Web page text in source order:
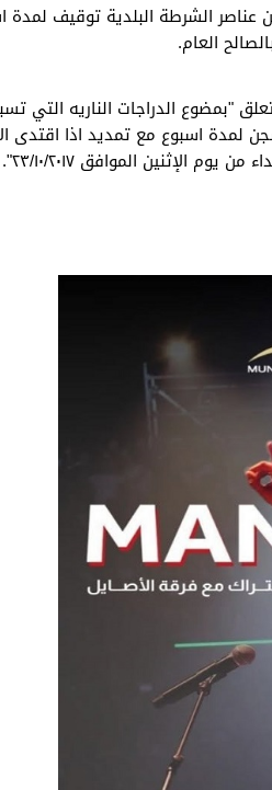
مذكرة ادارية تحمل رقم ،٤٥٩ تطلب فيها من
العام.
"بمضوع الدراجات الناريه
لمدة اسبوع مع تمديد اذا اقتدى
الإثنين الموافق ٢٣/١٠/٢٠١٧".